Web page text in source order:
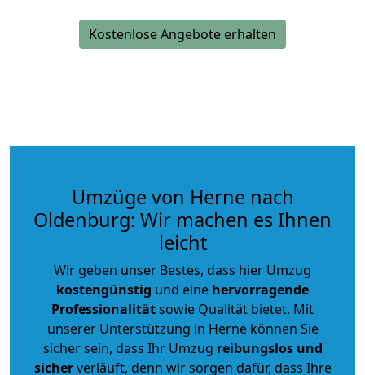
Kostenlose Angebote erhalten
Umzüge von Herne nach
Oldenburg: Wir machen es Ihnen
leicht
Wir geben unser Bestes, dass hier Umzug
kostengünstig und eine hervorragende
Professionalitätsowie Qualität bietet. Mit
unserer Unterstützung in Herne können Sie
sicher sein, dass Ihr Umzug reibungslos und
sicherverläuft, denn wir sorgen dafür, dass Ihre